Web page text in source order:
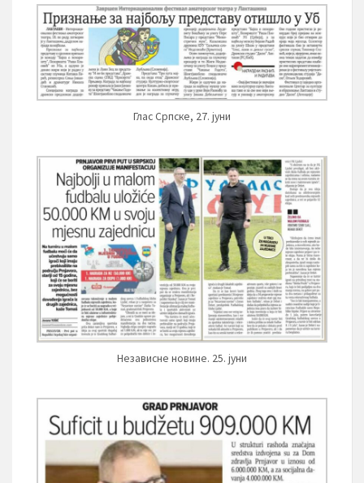
Глас Српске, 27. јуни
Независне новине. 25. јуни